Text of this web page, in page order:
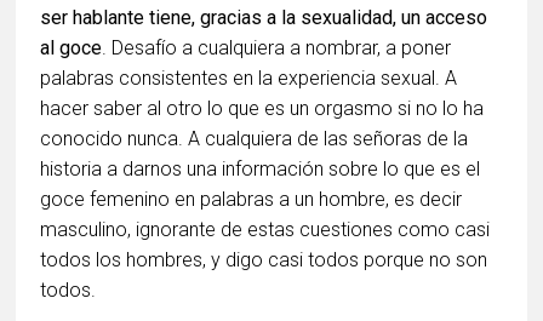
ser hablante tiene, gracias a la sexualidad, un acceso
al goce. Desafío a cualquiera a nombrar, a poner
palabras consistentes en la experiencia sexual. A
hacer saber al otro lo que es un orgasmo si no lo ha
conocido nunca. A cualquiera de las señoras de la
historia a darnos una información sobre lo que es el
goce femenino en palabras a un hombre, es decir
masculino, ignorante de estas cuestiones como casi
todos los hombres, y digo casi todos porque no son
todos.